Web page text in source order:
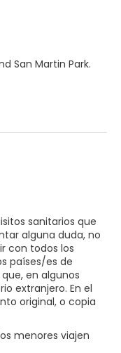
San Martin Park.
sanitarios que
alguna duda, no
con todos los
países/es de
en algunos
extranjero. En el
original, o copia
menores viajen